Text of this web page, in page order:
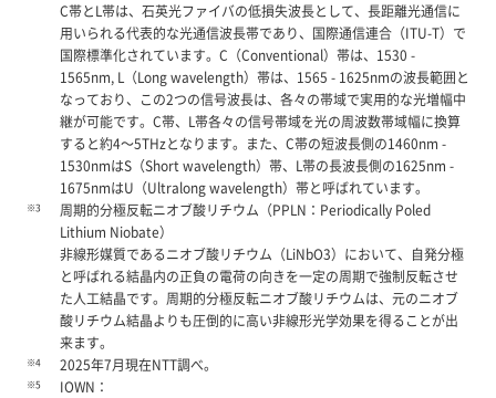
C帯とL帯は、石英光ファイバの低損失波長として、長距離光通信に
用いられる代表的な光通信波長帯であり、国際通信連合（ITU-T）で
国際標準化されています。C（Conventional）帯は、1530 -
1565nm, L（Long wavelength）帯は、1565 - 1625nmの波長範囲と
なっており、この2つの信号波長は、各々の帯域で実用的な光増幅中
継が可能です。C帯、L帯各々の信号帯域を光の周波数帯域幅に換算
すると約4～5THzとなります。また、C帯の短波長側の1460nm -
1530nmはS（Short wavelength）帯、L帯の長波長側の1625nm -
1675nmはU（Ultralong wavelength）帯と呼ばれています。
※3
周期的分極反転ニオブ酸リチウム（PPLN：Periodically Poled
Lithium Niobate）
非線形媒質であるニオブ酸リチウム（LiNbO3）において、自発分極
と呼ばれる結晶内の正負の電荷の向きを一定の周期で強制反転させ
た人工結晶です。周期的分極反転ニオブ酸リチウムは、元のニオブ
酸リチウム結晶よりも圧倒的に高い非線形光学効果を得ることが出
来ます。
※4 2025年7月現在NTT調べ。
※5
IOWN：